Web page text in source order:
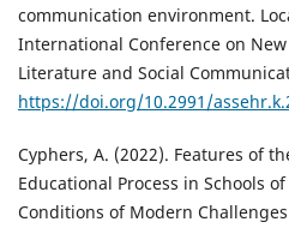
communication environment.
International Conference on
Literature and Social
https://doi.org/10.2991/
Cyphers, А. (2022). Features of
Educational Process in Schools
Conditions of Modern